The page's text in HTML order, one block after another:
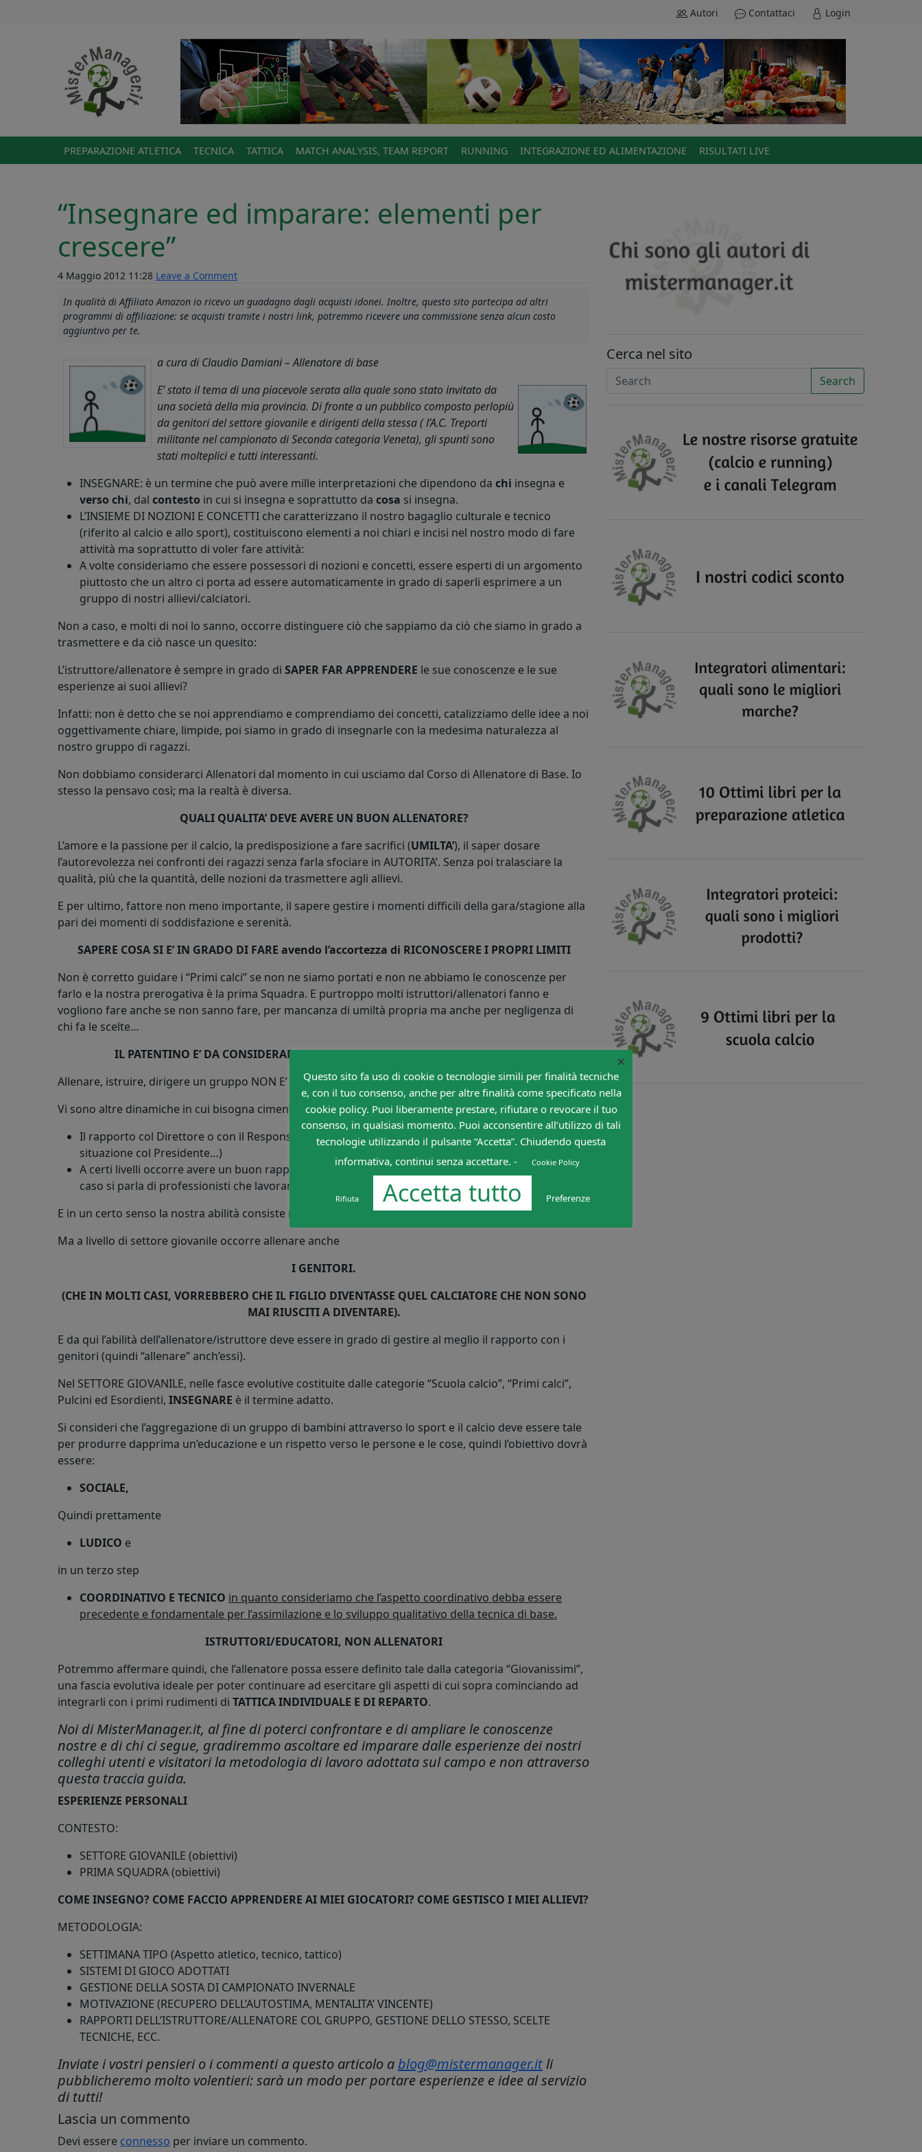
Autori Contattaci Login
PREPARAZIONE ATLETICA TECNICA TATTICA MATCH ANALYSIS, TEAM REPORT RUNNING INTEGRAZIONE ED ALIMENTAZIONE RISULTATI LIVE
“Insegnare ed imparare: elementi per
crescere”
4 Maggio 2012 11:28 Leave a Comment
In qualità di Affiliato Amazon io ricevo un guadagno dagli acquisti idonei. Inoltre, questo sito partecipa ad altri
programmi di affiliazione: se acquisti tramite i nostri link, potremmo ricevere una commissione senza alcun costo
aggiuntivo per te.
a cura di Claudio Damiani – Allenatore di base
E’ stato il tema di una piacevole serata alla quale sono stato invitato da
una società della mia provincia. Di fronte a un pubblico composto perlopiù
da genitori del settore giovanile e dirigenti della stessa ( l’A.C. Treporti
militante nel campionato di Seconda categoria Veneta), gli spunti sono
stati molteplici e tutti interessanti.
INSEGNARE: è un termine che può avere mille interpretazioni che dipendono da chi insegna e
verso chi, dal contesto in cui si insegna e soprattutto da cosa si insegna.
L’INSIEME DI NOZIONI E CONCETTI che caratterizzano il nostro bagaglio culturale e tecnico
(riferito al calcio e allo sport), costituiscono elementi a noi chiari e incisi nel nostro modo di fare
attività ma soprattutto di voler fare attività:
A volte consideriamo che essere possessori di nozioni e concetti, essere esperti di un argomento
piuttosto che un altro ci porta ad essere automaticamente in grado di saperli esprimere a un
gruppo di nostri allievi/calciatori.
Non a caso, e molti di noi lo sanno, occorre distinguere ciò che sappiamo da ciò che siamo in grado a
trasmettere e da ciò nasce un quesito:
L’istruttore/allenatore è sempre in grado di SAPER FAR APPRENDERE le sue conoscenze e le sue
esperienze ai suoi allievi?
Infatti: non è detto che se noi apprendiamo e comprendiamo dei concetti, catalizziamo delle idee a noi
oggettivamente chiare, limpide, poi siamo in grado di insegnarle con la medesima naturalezza al
nostro gruppo di ragazzi.
Non dobbiamo considerarci Allenatori dal momento in cui usciamo dal Corso di Allenatore di Base. Io
stesso la pensavo così; ma la realtà è diversa.
QUALI QUALITA’ DEVE AVERE UN BUON ALLENATORE?
L’amore e la passione per il calcio, la predisposizione a fare sacrifici (UMILTA’), il saper dosare
l’autorevolezza nei confronti dei ragazzi senza farla sfociare in AUTORITA’. Senza poi tralasciare la
qualità, più che la quantità, delle nozioni da trasmettere agli allievi.
E per ultimo, fattore non meno importante, il sapere gestire i momenti difficili della gara/stagione alla
pari dei momenti di soddisfazione e serenità.
SAPERE COSA SI E’ IN GRADO DI FARE avendo l’accortezza di RICONOSCERE I PROPRI LIMITI
Non è corretto guidare i “Primi calci” se non ne siamo portati e non ne abbiamo le conoscenze per
farlo e la nostra prerogativa è la prima Squadra. E purtroppo molti istruttori/allenatori fanno e
vogliono fare anche se non sanno fare, per mancanza di umiltà propria ma anche per negligenza di
chi fa le scelte…
IL PATENTINO E’ DA CONSIDERARSI UN PUNTO DI PARTENZA, NON DI ARRIVO
Allenare, istruire, dirigere un gruppo NON E’ PIU’ SOLO ATTIVITA’ DI CAMPO; magari!
Vi sono altre dinamiche in cui bisogna cimentarsi:
Il rapporto col Direttore o con il Responsabile del Settore Giovanile, col Segretario (e in qualche
situazione col Presidente…)
A certi livelli occorre avere un buon rapporto con la stampa locale e in taluni casi, ma in questo
caso si parla di professionisti che lavorano su “piazze” importanti, anche con i tifosi
E in un certo senso la nostra abilità consiste nell’”ALLENARE” anche questi “soggetti”.
Ma a livello di settore giovanile occorre allenare anche
I GENITORI.
(CHE IN MOLTI CASI, VORREBBERO CHE IL FIGLIO DIVENTASSE QUEL CALCIATORE CHE NON SONO
MAI RIUSCITI A DIVENTARE).
E da qui l’abilità dell’allenatore/istruttore deve essere in grado di gestire al meglio il rapporto con i
genitori (quindi “allenare” anch’essi).
Nel SETTORE GIOVANILE, nelle fasce evolutive costituite dalle categorie “Scuola calcio”, “Primi calci”,
Pulcini ed Esordienti, INSEGNARE è il termine adatto.
Si consideri che l’aggregazione di un gruppo di bambini attraverso lo sport e il calcio deve essere tale
per produrre dapprima un’educazione e un rispetto verso le persone e le cose, quindi l’obiettivo dovrà
essere:
SOCIALE,
Quindi prettamente
LUDICO e
in un terzo step
COORDINATIVO E TECNICO in quanto consideriamo che l’aspetto coordinativo debba essere
precedente e fondamentale per l’assimilazione e lo sviluppo qualitativo della tecnica di base.
ISTRUTTORI/EDUCATORI, NON ALLENATORI
Potremmo affermare quindi, che l’allenatore possa essere definito tale dalla categoria “Giovanissimi”,
una fascia evolutiva ideale per poter continuare ad esercitare gli aspetti di cui sopra cominciando ad
integrarli con i primi rudimenti di TATTICA INDIVIDUALE E DI REPARTO.
Noi di MisterManager.it, al fine di poterci confrontare e di ampliare le conoscenze
nostre e di chi ci segue, gradiremmo ascoltare ed imparare dalle esperienze dei nostri
colleghi utenti e visitatori la metodologia di lavoro adottata sul campo e non attraverso
questa traccia guida.
ESPERIENZE PERSONALI
CONTESTO:
SETTORE GIOVANILE (obiettivi)
PRIMA SQUADRA (obiettivi)
COME INSEGNO? COME FACCIO APPRENDERE AI MIEI GIOCATORI? COME GESTISCO I MIEI ALLIEVI?
METODOLOGIA:
SETTIMANA TIPO (Aspetto atletico, tecnico, tattico)
SISTEMI DI GIOCO ADOTTATI
GESTIONE DELLA SOSTA DI CAMPIONATO INVERNALE
MOTIVAZIONE (RECUPERO DELL’AUTOSTIMA, MENTALITA’ VINCENTE)
RAPPORTI DELL’ISTRUTTORE/ALLENATORE COL GRUPPO, GESTIONE DELLO STESSO, SCELTE
TECNICHE, ECC.
Inviate i vostri pensieri o i commenti a questo articolo ablog@mistermanager.itli
pubblicheremo molto volentieri: sarà un modo per portare esperienze e idee al servizio
di tutti!
Lascia un commento
Devi essere connesso per inviare un commento.
Cerca nel sito
Search
×
Questo sito fa uso di cookie o tecnologie simili per finalità tecniche
e, con il tuo consenso, anche per altre finalità come specificato nella
cookie policy. Puoi liberamente prestare, rifiutare o revocare il tuo
consenso, in qualsiasi momento. Puoi acconsentire all’utilizzo di tali
tecnologie utilizzando il pulsante “Accetta”. Chiudendo questa
informativa, continui senza accettare. -
Cookie Policy
Rifiuta Accetta tutto Preferenze